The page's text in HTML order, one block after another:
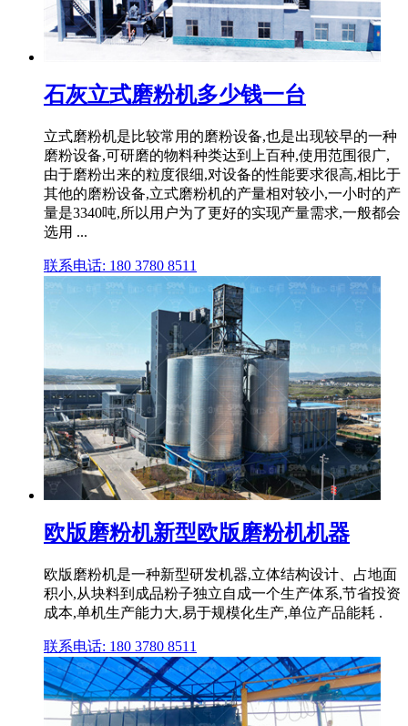
石灰立式磨粉机多少钱一台
立式磨粉机是比较常用的磨粉设备,也是出现较早的一种
磨粉设备,可研磨的物料种类达到上百种,使用范围很广,
由于磨粉出来的粒度很细,对设备的性能要求很高,相比于
其他的磨粉设备,立式磨粉机的产量相对较小,一小时的产
量是3340吨,所以用户为了更好的实现产量需求,一般都会
选用 ...
联系电话: 180 3780 8511
欧版磨粉机新型欧版磨粉机机器
欧版磨粉机是一种新型研发机器,立体结构设计、占地面
积小,从块料到成品粉子独立自成一个生产体系,节省投资
成本,单机生产能力大,易于规模化生产,单位产品能耗 .
联系电话: 180 3780 8511